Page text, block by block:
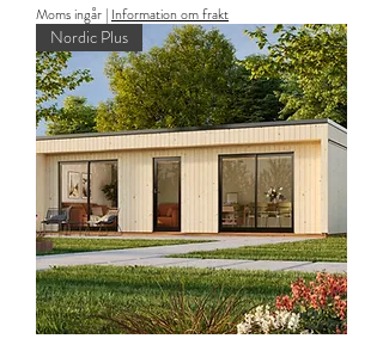
Moms ingår | Information om frakt
Nordic Plus